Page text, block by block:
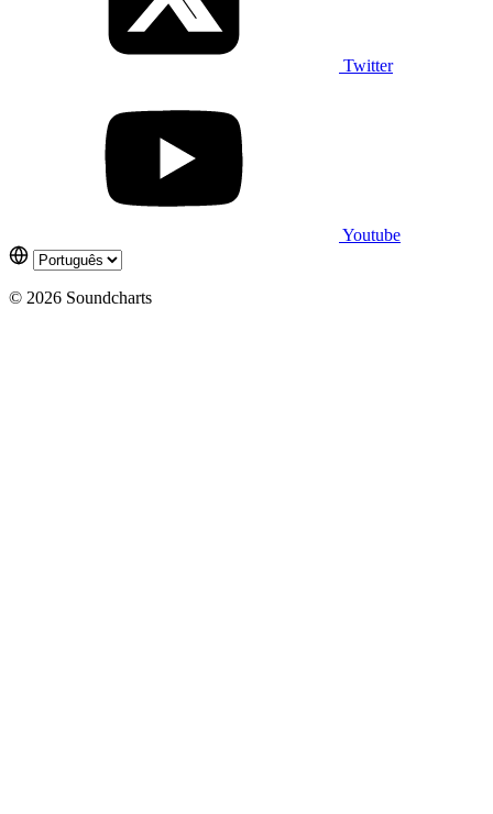
Twitter
Youtube
© 2026 Soundcharts